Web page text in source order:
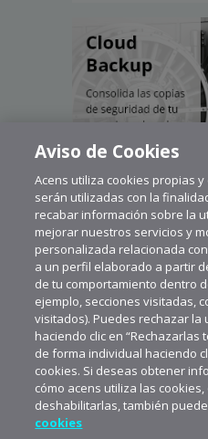
Aviso de Cookies
Acens utiliza cookies propias
serán utilizadas con la
recabar información sobre la
mejorar nuestros servicios y
personalizada relacionada
a un perfil elaborado a partir
de tu comportamiento dentro
ejemplo, secciones visitadas,
visitados). Puedes rechazar la
haciendo clic en “Rechazarlas
de forma individual haciendo
cookies. Si deseas obtener
cómo acens utiliza las
deshabilitarlas, también
cookies